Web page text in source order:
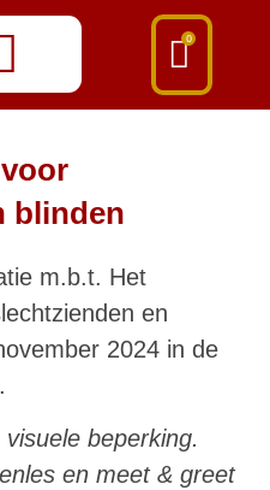
0
blinden
m.b.t. Het
en
2024 in de
.
beperking.
en meet & greet